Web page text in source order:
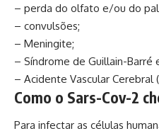
– perda do olfato e/ou do
– convulsões;
– Meningite;
– Síndrome de Guillain-Barré
– Acidente Vascular Cerebral
Como o Sars-Cov-2
Para infectar as células